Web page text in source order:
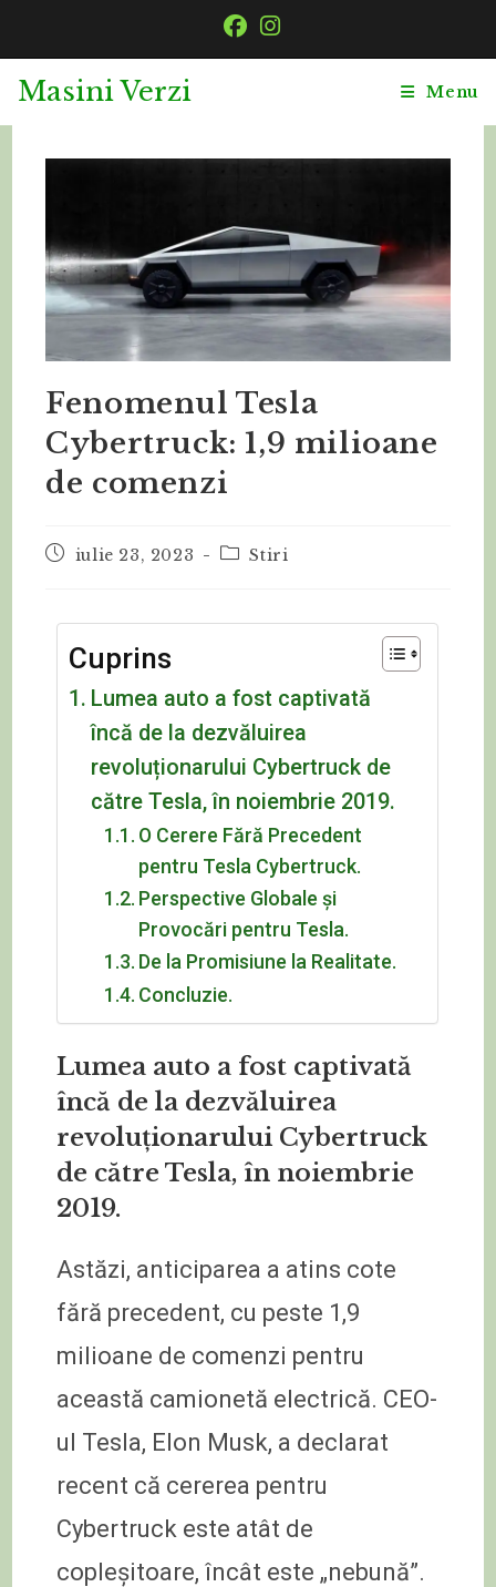
Masini Verzi Menu
Fenomenul Tesla
Cybertruck: 1,9 milioane
de comenzi
iulie 23, 2023 Stiri
Cuprins
Lumea auto a fost captivată
încă de la dezvăluirea
revoluționarului Cybertruck de
către Tesla, în noiembrie 2019.
O Cerere Fără Precedent
pentru Tesla Cybertruck.
Perspective Globale și
Provocări pentru Tesla.
De la Promisiune la Realitate.
Concluzie.
Lumea auto a fost captivată
încă de la dezvăluirea
revoluționarului Cybertruck
de către Tesla, în noiembrie
2019.
Astăzi, anticiparea a atins cote
fără precedent, cu peste 1,9
milioane de comenzi pentru
această camionetă electrică. CEO-
ul Tesla, Elon Musk, a declarat
recent că cererea pentru
Cybertruck este atât de
copleșitoare, încât este „nebună”.